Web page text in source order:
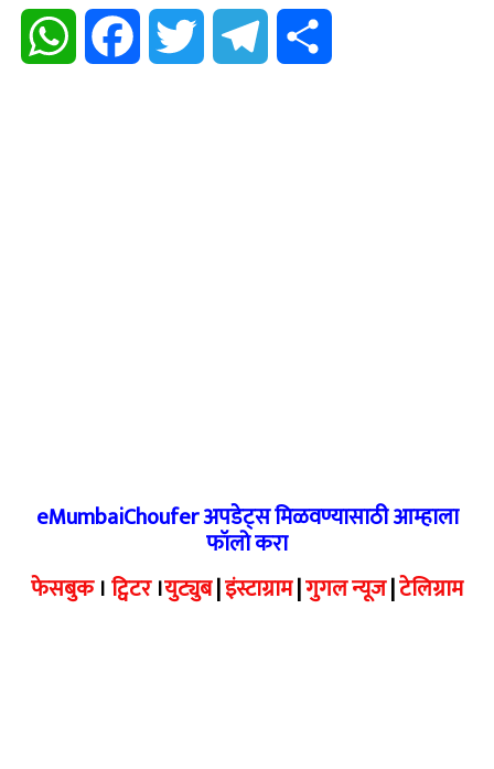
WhatsApp Facebook Twitter Telegram
eMumbaiChoufer अपडेट्स मिळवण्यासाठी आम्हाला
फॉलो करा
फेसबुक।ट्विटर।युट्युब|इंस्टाग्राम|गुगल न्यूज|टेलिग्राम